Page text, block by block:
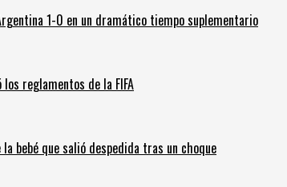
1-0 en un dramático tiempo suplementario
reglamentos de la FIFA
bebé que salió despedida tras un choque